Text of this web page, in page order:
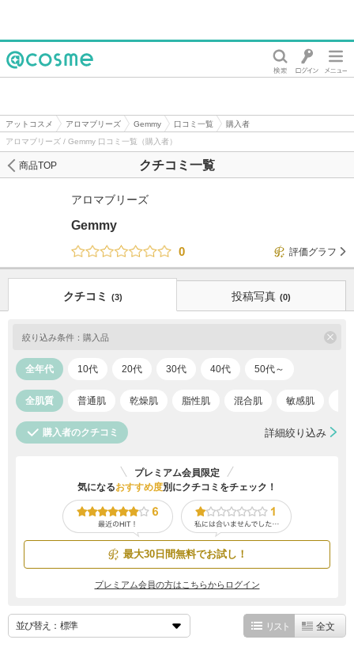
アットコスメ アロマブリーズ Gemmy 口コミ一覧
購入者
アロマブリーズ / Gemmy 口コミ一覧（購入者）
クチコミ一覧
商品TOP
アロマブリーズ
Gemmy
0
評価グラフ
クチコミ (3) 投稿写真 (0)
絞り込み条件： 購入品
全年代 10代 20代 30代 40代 50代～
全肌質 普通肌 乾燥肌 脂性肌 混合肌 敏感肌
購入者のクチコミ 詳細絞り込み
プレミアム会員限定
気になるおすすめ度別にクチコミをチェック！
最大30日間無料でお試し！
プレミアム会員の方はこちらからログイン
並び替え： リスト 全文